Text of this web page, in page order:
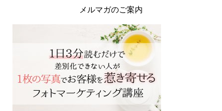
メルマガのご案内